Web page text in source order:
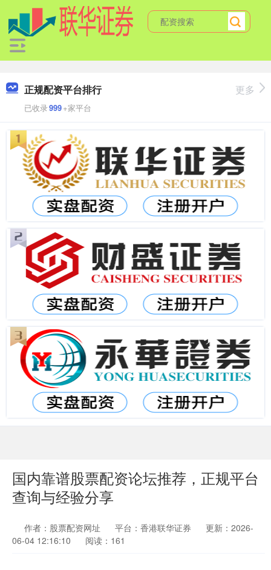
正规配资平台排行
已收录999+家平台
更多
国内靠谱股票配资论坛推荐，正规平台
查询与经验分享
作者：股票配资网址 平台：香港联华证券
更新：2026-
06-04 12:16:10
阅读：161